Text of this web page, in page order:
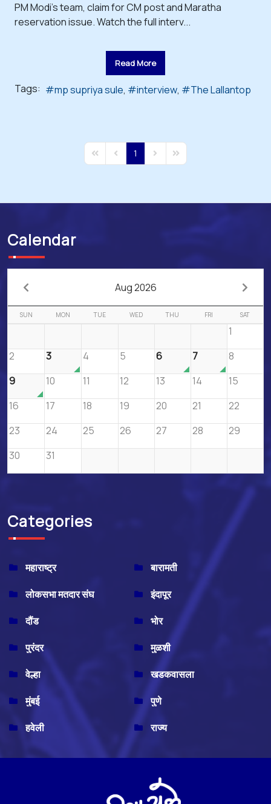
PM Modi's team, claim for CM post and Maratha
reservation issue. Watch the full interv...
Read More
Tags: mp supriya sule interview The Lallantop
First PagePrevious Page
1 Next PageLast Page
Calendar
Aug 2026
SUN MON TUE WED THU FRI SAT
1
2
3 4 5 6 7
8
9
10 11 12 13 14
15
16
17 18 19 20 21
22
23
24 25 26 27 28
29
30
31
Categories
महाराष्ट्र
बारामती
लोकसभा मतदार संघ
इंदापूर
दौंड
भोर
पुरंदर
मुळशी
वेल्हा
खडकवासला
मुंबई
पुणे
हवेली
राज्य